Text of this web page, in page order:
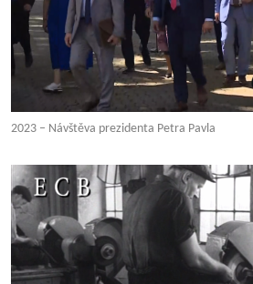
2023 – Návštěva prezidenta Petra Pavla